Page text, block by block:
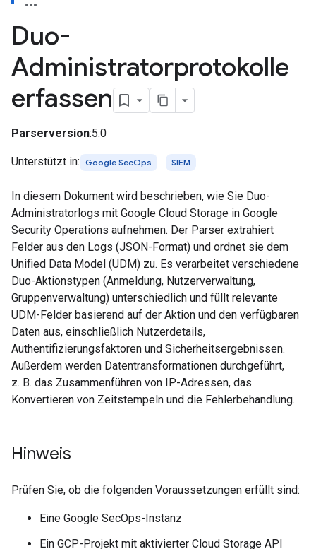
Duo-
Administratorprotokolle
erfassen
Parserversion:5.0
Unterstützt in: Google SecOps SIEM
In diesem Dokument wird beschrieben, wie Sie Duo-
Administratorlogs mit Google Cloud Storage in Google
Security Operations aufnehmen. Der Parser extrahiert
Felder aus den Logs (JSON-Format) und ordnet sie dem
Unified Data Model (UDM) zu. Es verarbeitet verschiedene
Duo-Aktionstypen (Anmeldung, Nutzerverwaltung,
Gruppenverwaltung) unterschiedlich und füllt relevante
UDM-Felder basierend auf der Aktion und den verfügbaren
Daten aus, einschließlich Nutzerdetails,
Authentifizierungsfaktoren und Sicherheitsergebnissen.
Außerdem werden Datentransformationen durchgeführt,
z. B. das Zusammenführen von IP-Adressen, das
Konvertieren von Zeitstempeln und die Fehlerbehandlung.
Hinweis
Prüfen Sie, ob die folgenden Voraussetzungen erfüllt sind:
Eine Google SecOps-Instanz
Ein GCP-Projekt mit aktivierter Cloud Storage API